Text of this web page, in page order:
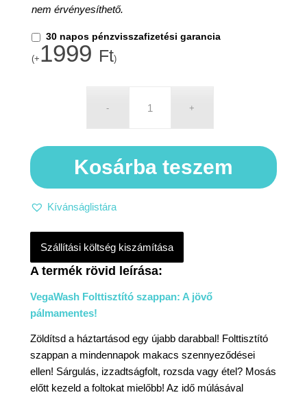
VegaWash Folttisztító szappan: A jövő
pálmamentes!
Zöldítsd a háztartásod egy újabb darabbal! Folttisztító
szappan a mindennapok makacs szennyeződései
ellen! Sárgulás, izzadtságfolt, rozsda vagy étel? Mosás
előtt kezeld a foltokat mielőbb! Az idő múlásával
nem érvényesíthető.
30 napos pénzvisszafizetési garancia
(+ 1999 Ft)
Kosárba teszem
Kívánságlistára
Szállítási költség kiszámítása